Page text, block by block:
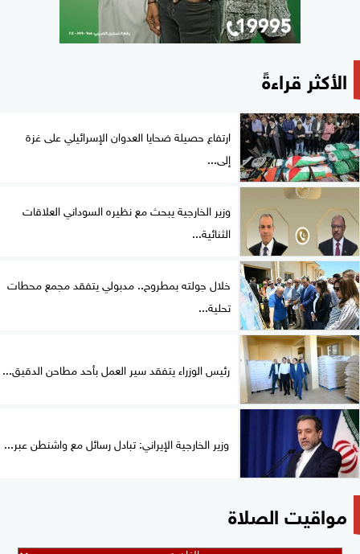
الأكثر قراءةً
ارتفاع حصيلة ضحايا العدوان الإسرائيلي على غزة
إلى...
وزير الخارجية يبحث مع نظيره السوداني العلاقات
الثنائية...
خلال جولته بمطروح.. مدبولي يتفقد مجمع محطات
تحلية...
رئيس الوزراء يتفقد سير العمل بأحد مطاحن الدقيق...
وزير الخارجية الإيراني: تبادل رسائل مع واشنطن عبر...
مواقيت الصلاة